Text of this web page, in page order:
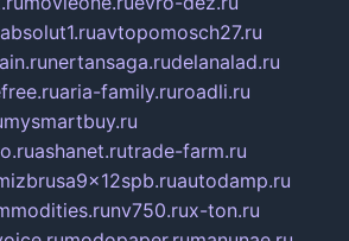
avtopomosch27.ru
nertansaga.rudelanalad.ru
aria-family.ruroadli.ru
mysmartbuy.ru
ashanet.rutrade-farm.ru
autodamp.ru
nv750.rux-ton.ru